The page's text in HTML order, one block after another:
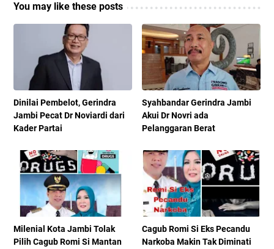
You may like these posts
Dinilai Pembelot, Gerindra
Jambi Pecat Dr Noviardi dari
Kader Partai
Syahbandar Gerindra Jambi
Akui Dr Novri ada
Pelanggaran Berat
Milenial Kota Jambi Tolak
Pilih Cagub Romi Si Mantan
Cagub Romi Si Eks Pecandu
Narkoba Makin Tak Diminati